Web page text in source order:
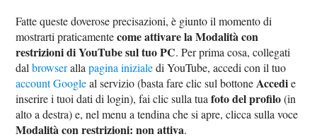
Fatte queste doverose precisazioni, è giunto il momento di
mostrarti praticamentecome attivare la Modalità con
restrizioni di YouTube sul tuo PC. Per prima cosa, collegati
dalbrowserallapagina inizialedi YouTube, accedi con il tuo
account Googleal servizio (basta fare clic sul bottoneAccedie
inserire i tuoi dati di login), fai clic sulla tuafoto del profilo(in
alto a destra) e, nel menu a tendina che si apre, clicca sulla voce
Modalità con restrizioni: non attiva.